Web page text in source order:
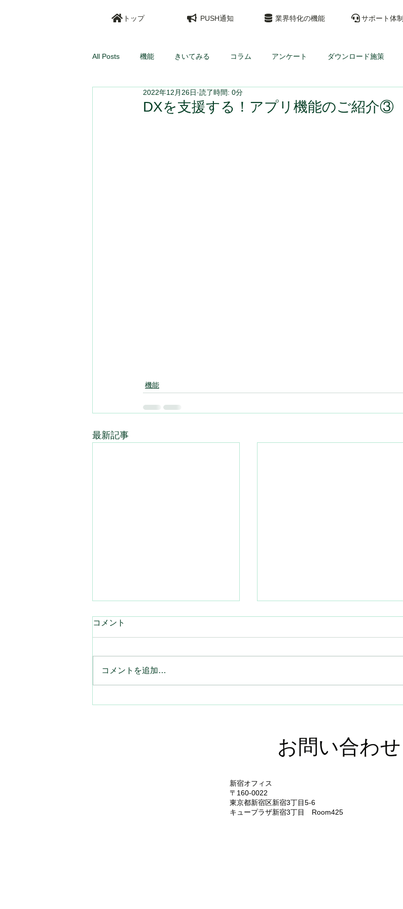
トップ PUSH通知 業界特化の機能 サポート体制
All Posts 機能 きいてみる コラム アンケート ダウンロード施策
DXを支援する！アプリ機能のご紹介③
2022年12月26日 読了時間: 0分
機能
最新記事
コメント
コメントを追加…
お問い合わせ
新宿オフィス
〒160-0022
東京都新宿区新宿3丁目5-6
キュープラザ新宿3丁目 Room425